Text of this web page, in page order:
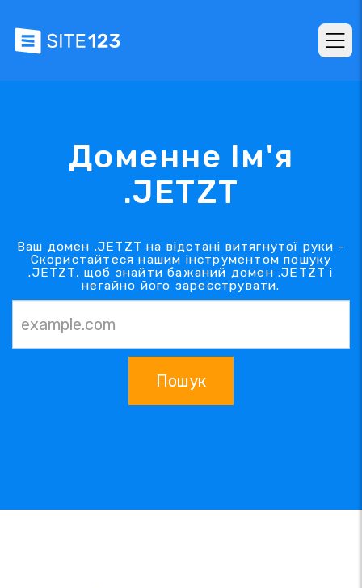
Доменне Ім'я
.JETZT
Ваш домен .JETZT на відстані витягнутої руки -
Скористайтеся нашим інструментом пошуку
.JETZT, щоб знайти бажаний домен .JETZT і
негайно його зареєструвати.
Пошук